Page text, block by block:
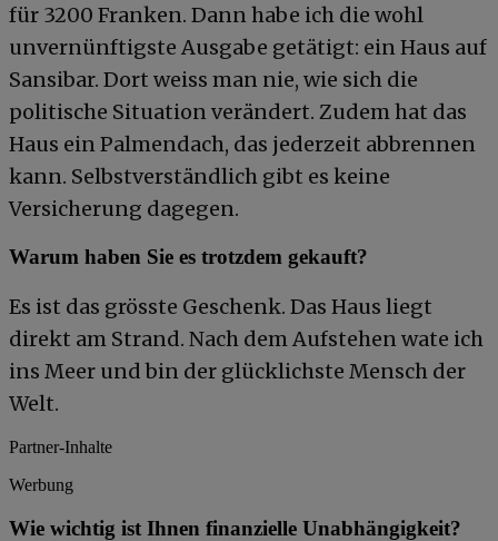
für 3200 Franken. Dann habe ich die wohl
unvernünftigste Ausgabe getätigt: ein Haus auf
Sansibar. Dort weiss man nie, wie sich die
politische Situation verändert. Zudem hat das
Haus ein Palmendach, das jederzeit abbrennen
kann. Selbstverständlich gibt es keine
Versicherung dagegen.
Warum haben Sie es trotzdem gekauft?
Es ist das grösste Geschenk. Das Haus liegt
direkt am Strand. Nach dem Aufstehen wate ich
ins Meer und bin der glücklichste Mensch der
Welt.
Partner-Inhalte
Werbung
Wie wichtig ist Ihnen finanzielle Unabhängigkeit?